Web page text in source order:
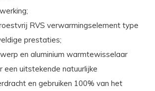
RVS verwarmingselement type
prestaties;
en aluminium warmtewisselaar
een uitstekende natuurlijke
en gebruiken 100% van het